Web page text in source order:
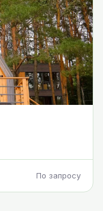
По запросу